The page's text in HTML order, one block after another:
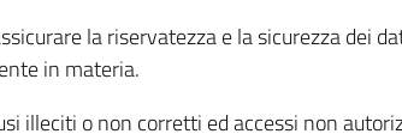
la riservatezza e la sicurezza dei
in materia.
illeciti o non corretti ed accessi non